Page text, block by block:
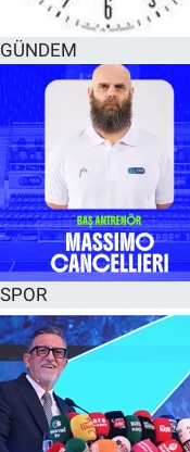
GÜNDEM
SPOR